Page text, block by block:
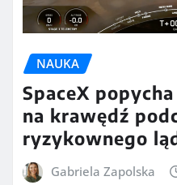
NAUKA
SpaceX
na krawędź
ryzykownego
Gabriela Zapolska